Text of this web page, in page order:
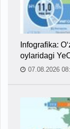
Infografika:
oylaridagi
07.08.2026